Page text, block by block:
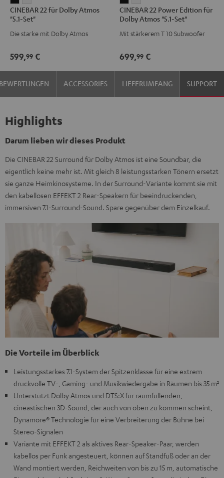
22
für
Dolby
"5.1-
Set"
Schwarz
22
für
Dolby
"5.1-
Set"
Weiß
CINEBAR 22 für Dolby Atmos
"5.1-Set"
Die starke mit Dolby Atmos
599,99 €
22
Power
Edition
Dolby
Atmos
"5.1-
Set"
22
Power
Edition
Dolby
Atmos
"5.1-
Set"
CINEBAR 22 Power Edition für
Dolby Atmos "5.1-Set"
Mit stärkerem T 10 Subwoofer
699,99 €
ACCESSORIES LIEFERUMFANG SUPPORT
Highlights
Darum lieben wir dieses Produkt
Die CINEBAR 22 Surround für Dolby Atmos ist eine Soundbar, die
eigentlich keine mehr ist. Mit gleich 8 leistungsstarken Tönern ersetzt
sie ganze Heimkinosysteme. In der Surround-Variante kommt sie mit
den kabellosen EFFEKT 2 Rear-Speakern für beeindruckenden,
immersiven 7.1-Surround-Sound. Spare gegenüber dem Einzelkauf.
Die Vorteile im Überblick
Leistungsstarkes 7.1-System der Spitzenklasse für eine extrem
druckvolle TV-, Gaming- und Musikwiedergabe in Räumen bis 35 m²
Unterstützt Dolby Atmos und DTS:X für raumfüllenden,
cineastischen 3D-Sound, der auch von oben zu kommen scheint,
Dynamore® Technologie für eine Verbreiterung der Bühne bei
Stereo-Signalen
Variante mit EFFEKT 2 als aktives Rear-Speaker-Paar, werden
kabellos per Funk angesteuert, können auf Standfuß oder an der
Wand montiert werden, Reichweiten von bis zu 15 m, automatische